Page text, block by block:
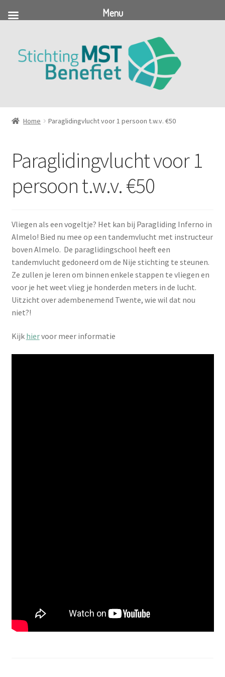
door
naar
naar
de
Home Paraglidingvlucht voor 1 persoon t.w.v. €50
Paraglidingvlucht voor 1
persoon t.w.v. €50
Vliegen als een vogeltje? Het kan bij Paragliding Inferno in
Almelo! Bied nu mee op een tandemvlucht met instructeur
boven Almelo. De paraglidingschool heeft een
tandemvlucht gedoneerd om de Nije stichting te steunen.
Ze zullen je leren om binnen enkele stappen te vliegen en
voor je het weet vlieg je honderden meters in de lucht.
Uitzicht over adembenemend Twente, wie wil dat nou
niet?!
Kijk hiervoor meer informatie
Menu